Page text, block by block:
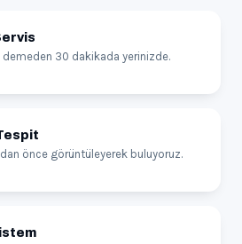
demeden 30 dakikada yerinizde.
önce görüntüleyerek buluyoruz.